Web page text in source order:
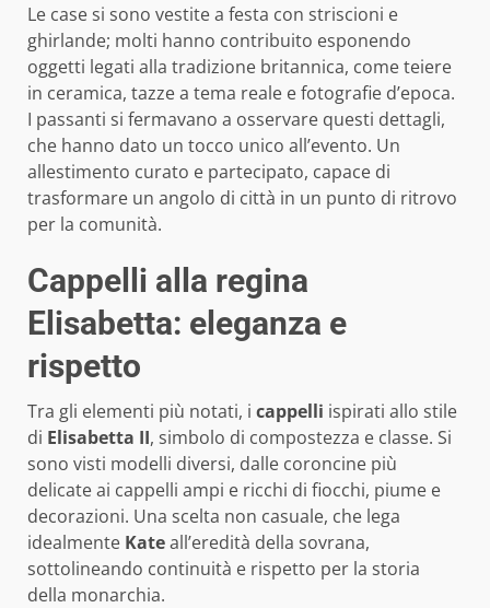
Le case si sono vestite a festa con striscioni e
ghirlande; molti hanno contribuito esponendo
oggetti legati alla tradizione britannica, come teiere
in ceramica, tazze a tema reale e fotografie d’epoca.
I passanti si fermavano a osservare questi dettagli,
che hanno dato un tocco unico all’evento. Un
allestimento curato e partecipato, capace di
trasformare un angolo di città in un punto di ritrovo
per la comunità.
Cappelli alla regina
Elisabetta: eleganza e
rispetto
Tra gli elementi più notati, i cappelli ispirati allo stile
di Elisabetta II, simbolo di compostezza e classe. Si
sono visti modelli diversi, dalle coroncine più
delicate ai cappelli ampi e ricchi di fiocchi, piume e
decorazioni. Una scelta non casuale, che lega
idealmente Kateall’eredità della sovrana,
sottolineando continuità e rispetto per la storia
della monarchia.